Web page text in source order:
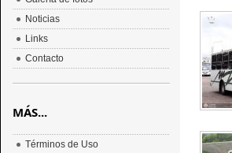
Noticias
Links
Contacto
MÁS...
Términos de Uso